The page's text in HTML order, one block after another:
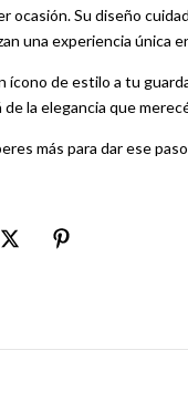
ocasión. Su diseño
una experiencia única
ícono de estilo a tu
la elegancia que
más para dar ese